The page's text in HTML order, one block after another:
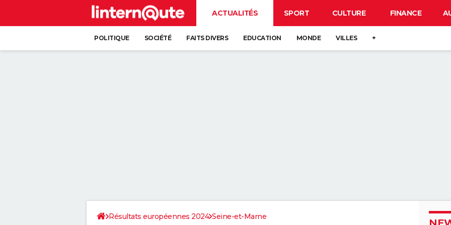
ACTUALITÉS SPORT CULTURE FINANCE
POLITIQUE SOCIÉTÉ FAITS DIVERS EDUCATION MONDE VILLES +
Résultats européennes 2024 Seine-et-Marne